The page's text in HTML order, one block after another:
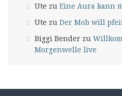
Ute zu Eine Aura kann
Ute zu Der Mob will
Biggi Bender zu
Morgenwelle live